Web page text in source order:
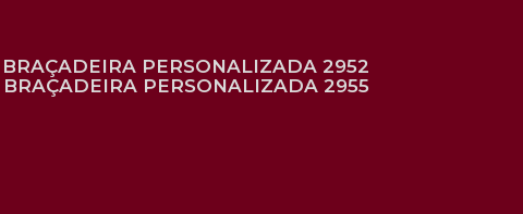
BRAÇADEIRA PERSONALIZADA 2952
BRAÇADEIRA PERSONALIZADA 2955